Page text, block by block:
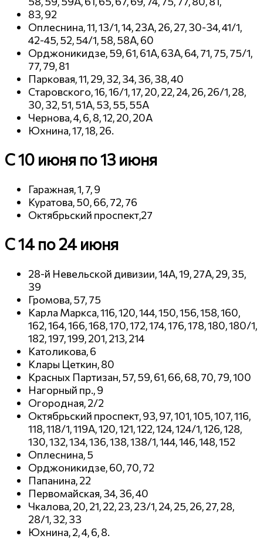
83, 92
Оплеснина, 11, 13/1, 14, 23А, 26, 27, 30-34, 41/1,
42-45, 52, 54/1, 58, 58А, 60
Орджоникидзе, 59, 61, 61А, 63А, 64, 71, 75, 75/1,
77, 79, 81
Парковая, 11, 29, 32, 34, 36, 38, 40
Старовского, 16, 16/1, 17, 20, 22, 24, 26, 26/1, 28,
30, 32, 51, 51А, 53, 55, 55А
Чернова, 4, 6, 8, 12, 20, 20А
Юхнина, 17, 18, 26.
С 10 июня по 13 июня
Гаражная, 1, 7, 9
Куратова, 50, 66, 72, 76
Октябрьский проспект,27
С 14 по 24 июня
28-й Невельской дивизии, 14А, 19, 27А, 29, 35,
39
Громова, 57, 75
Карла Маркса, 116, 120, 144, 150, 156, 158, 160,
162, 164, 166, 168, 170, 172, 174, 176, 178, 180, 180/1,
182, 197, 199, 201, 213, 214
Католикова, 6
Клары Цеткин, 80
Красных Партизан, 57, 59, 61, 66, 68, 70, 79, 100
Нагорный пр., 9
Огородная, 2/2
Октябрьский проспект, 93, 97, 101, 105, 107, 116,
118, 118/1, 119А, 120, 121, 122, 124, 124/1, 126, 128,
130, 132, 134, 136, 138, 138/1, 144, 146, 148, 152
Оплеснина, 5
Орджоникидзе, 60, 70, 72
Папанина, 22
Первомайская, 34, 36, 40
Чкалова, 20, 21, 22, 23, 23/1, 24, 25, 26, 27, 28,
28/1, 32, 33
Юхнина, 2, 4, 6, 8.